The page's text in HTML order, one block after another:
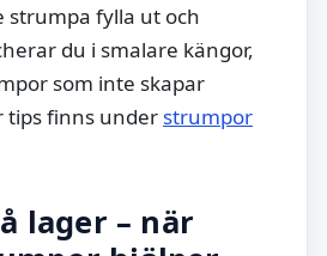
strumpa fylla ut och
du i smalare kängor,
som inte skapar
tips finns under strumpor
lager – när